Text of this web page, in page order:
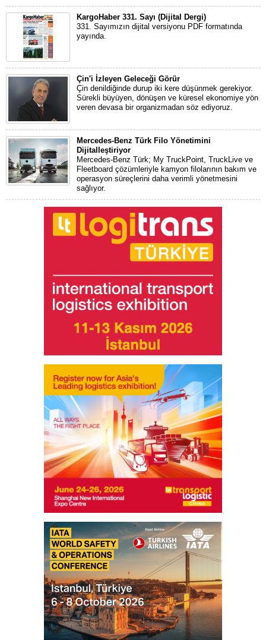
KargoHaber 331. Sayı (Dijital Dergi)
331. Sayımızın dijital versiyonu PDF formatında
yayında.
Çin'i İzleyen Geleceği Görür
Çin denildiğinde durup iki kere düşünmek gerekiyor.
Sürekli büyüyen, dönüşen ve küresel ekonomiye yön
veren devasa bir organizmadan söz ediyoruz.
Mercedes-Benz Türk Filo Yönetimini
Dijitalleştiriyor
Mercedes-Benz Türk; My TruckPoint, TruckLive ve
Fleetboard çözümleriyle kamyon filolarının bakım ve
operasyon süreçlerini daha verimli yönetmesini
sağlıyor.